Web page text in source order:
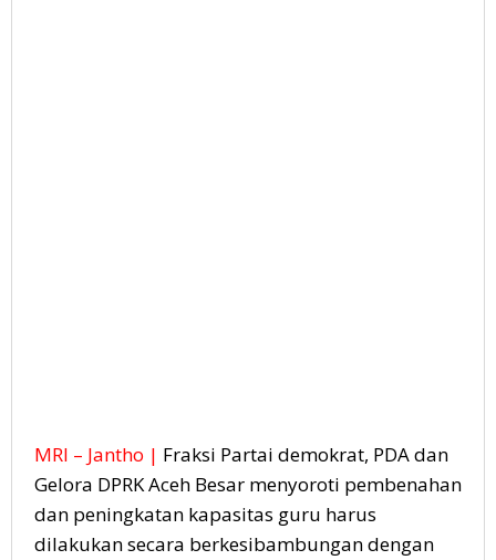
MRI – Jantho | Fraksi Partai demokrat, PDA dan
Gelora DPRK Aceh Besar menyoroti pembenahan
dan peningkatan kapasitas guru harus
dilakukan secara berkesibambungan dengan